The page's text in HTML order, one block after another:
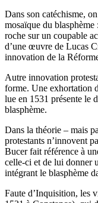
Dans son catéchisme,
mosaïque du
roche sur un coupable
d’une œuvre de Lucas
innovation de la
Autre innovation
forme. Une exhortation
lue en 1531 présente le
blasphème.
Dans la théorie – mais
protestants n’innovent
Bucer fait référence à
celle-ci et de lui donner
intégrant le blasphème
Faute d’Inquisition, les